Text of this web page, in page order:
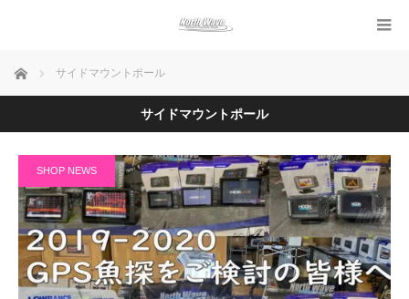
ホーム サイドマウントポール
サイドマウントポール
SHOP NEWS